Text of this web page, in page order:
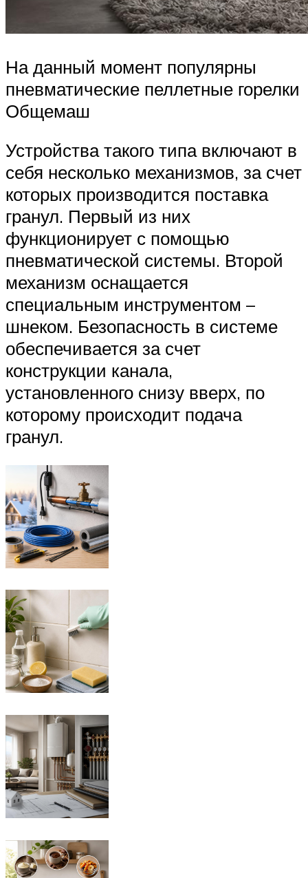
На данный момент популярны
пневматические пеллетные горелки
Общемаш
Устройства такого типа включают в
себя несколько механизмов, за счет
которых производится поставка
гранул. Первый из них
функционирует с помощью
пневматической системы. Второй
механизм оснащается
специальным инструментом –
шнеком. Безопасность в системе
обеспечивается за счет
конструкции канала,
установленного снизу вверх, по
которому происходит подача
гранул.